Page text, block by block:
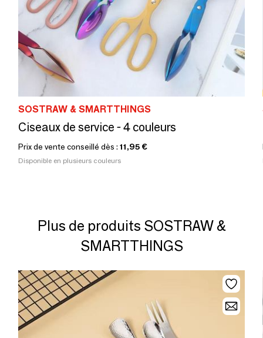
SOSTRAW & SMARTTHINGS
Ciseaux de service - 4 couleurs
Prix de vente conseillé dès : 11,95 €
Disponible en plusieurs couleurs
Plus de produits SOSTRAW &
SMARTTHINGS